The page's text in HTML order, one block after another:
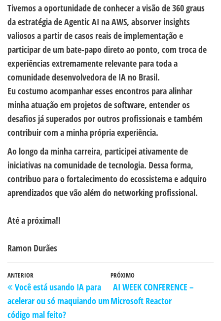
Tivemos a oportunidade de conhecer a visão de 360 graus
da estratégia de Agentic AI na AWS, absorver insights
valiosos a partir de casos reais de implementação e
participar de um bate-papo direto ao ponto, com troca de
experiências extremamente relevante para toda a
comunidade desenvolvedora de IA no Brasil.
Eu costumo acompanhar esses encontros para alinhar
minha atuação em projetos de software, entender os
desafios já superados por outros profissionais e também
contribuir com a minha própria experiência.
Ao longo da minha carreira, participei ativamente de
iniciativas na comunidade de tecnologia. Dessa forma,
contribuo para o fortalecimento do ecossistema e adquiro
aprendizados que vão além do networking profissional.
Até a próxima!!
Ramon Durães
Navegação
de
Post
Post
anterior
ANTERIOR
Você está usando IA para
acelerar ou só maquiando um
código mal feito?
Próximo
post
PRÓXIMO
AI WEEK CONFERENCE –
Microsoft Reactor